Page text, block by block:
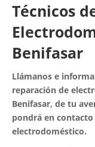
Técnicos
Benifasar
Llámanos e
reparación de
Benifasar, de tu
pondrá en
electrodoméstico.